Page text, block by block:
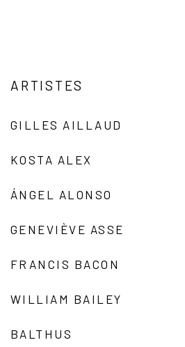
ARTISTES
GILLES AILLAUD
KOSTA ALEX
ÁNGEL ALONSO
GENEVIÈVE ASSE
FRANCIS BACON
WILLIAM BAILEY
BALTHUS